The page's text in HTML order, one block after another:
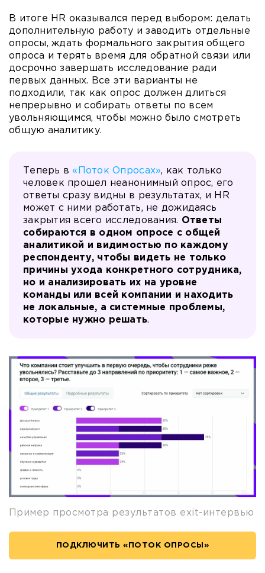
В итоге HR оказывался перед выбором: делать
дополнительную работу и заводить отдельные
опросы, ждать формального закрытия общего
опроса и терять время для обратной связи или
досрочно завершать исследование ради
первых данных. Все эти варианты не
подходили, так как опрос должен длиться
непрерывно и собирать ответы по всем
увольняющимся, чтобы можно было смотреть
общую аналитику.
Теперь в«Поток Опросах», как только
человек прошел неанонимный опрос, его
ответы сразу видны в результатах, и HR
может с ними работать, не дожидаясь
закрытия всего исследования. Ответы
собираются в одном опросе с общей
аналитикой и видимостью по каждому
респонденту, чтобы видеть не только
причины ухода конкретного сотрудника,
но и анализировать их на уровне
команды или всей компании и находить
не локальные, а системные проблемы,
которые нужно решать.
Пример просмотра результатов exit-интервью
ПОДКЛЮЧИТЬ «ПОТОК ОПРОСЫ»